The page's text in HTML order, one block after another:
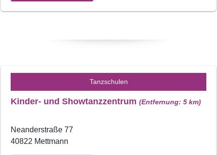
Tanzschulen
Kinder- und Showtanzzentrum (Entfernung: 5 km)
Neanderstraße 77
40822 Mettmann